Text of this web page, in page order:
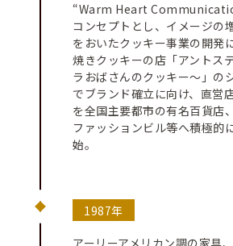
“Warm Heart
コンセプトとし、イメージの
をおいたクッキー事業の開発
焼きクッキーの店「アントス
ラおばさんのクッキー～」の
でブランド確立に向け、直営
を全国主要都市の有名百貨店
ファッションビル等へ積極的
始。
1987年